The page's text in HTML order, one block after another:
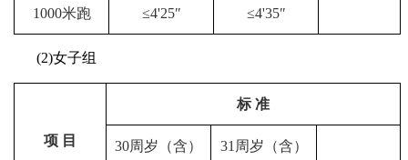
1000米跑 ≤4'25″ ≤4'35″
(2)女子组
项 目
标 准
30周岁（含） 31周岁（含）